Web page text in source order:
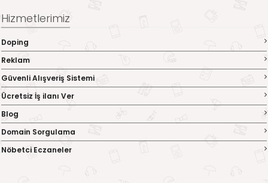
Hizmetlerimiz
Doping
Reklam
Güvenli Alışveriş Sistemi
Ücretsiz İş ilanı Ver
Blog
Domain Sorgulama
Nöbetci Eczaneler